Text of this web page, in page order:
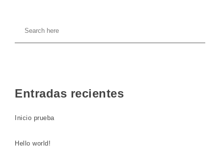
Entradas recientes
Inicio prueba
Hello world!